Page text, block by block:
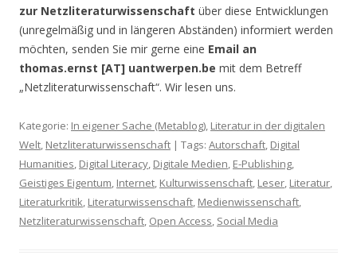
zur Netzliteraturwissenschaft über diese Entwicklungen
(unregelmäßig und in längeren Abständen) informiert werden
möchten, senden Sie mir gerne eine Email an
thomas.ernst [AT] uantwerpen.be mit dem Betreff
„Netzliteraturwissenschaft“. Wir lesen uns.
Kategorie: In eigener Sache (Metablog), Literatur in der digitalen
Welt, Netzliteraturwissenschaft | Tags: Autorschaft, Digital
Humanities, Digital Literacy, Digitale Medien, E-Publishing,
Geistiges Eigentum, Internet, Kulturwissenschaft, Leser, Literatur,
Literaturkritik, Literaturwissenschaft, Medienwissenschaft,
Netzliteraturwissenschaft, Open Access, Social Media